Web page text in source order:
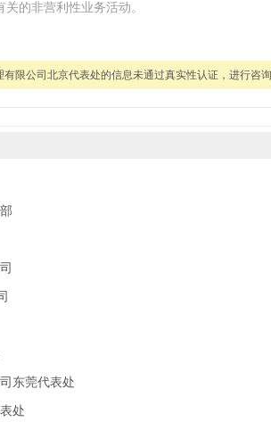
的非营利性业务活动。
限公司北京代表处的信息未通过真实性认证，进行咨
东莞代表处
处